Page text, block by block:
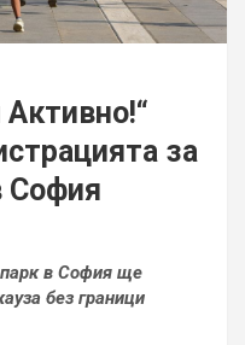
за
София
в София ще
без граници